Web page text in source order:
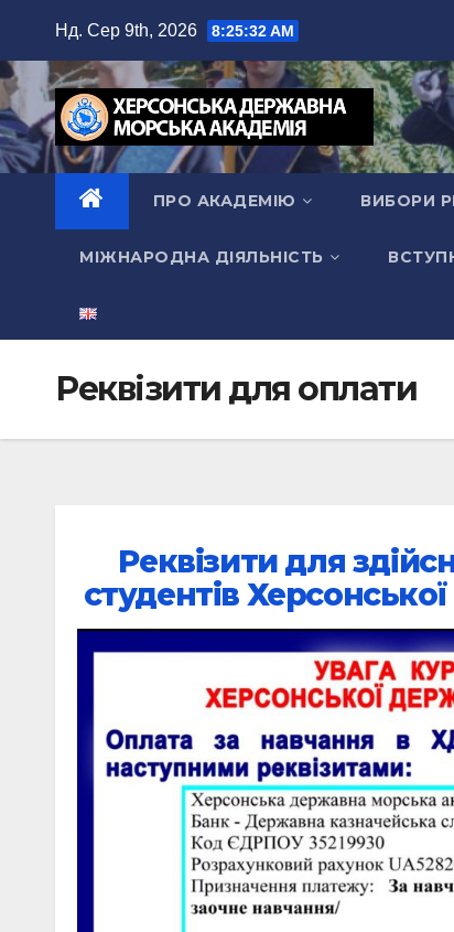
вмісту
Нд. Сер 9th, 2026 8:25:33 AM
ПРО АКАДЕМІЮ ВИБОРИ
МІЖНАРОДНА ДІЯЛЬНІСТЬ
Реквізити для оплати
Реквізити для
студентів